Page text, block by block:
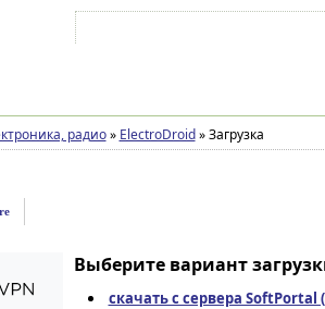
радио » ElectroDroid »Загрузка
Выберите вариант
скачать с сервера SoftPortal